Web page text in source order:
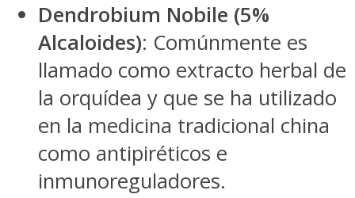
Dendrobium Nobile (5%
Alcaloides): Comúnmente es
llamado como extracto herbal de
la orquídea y que se ha utilizado
en la medicina tradicional china
como antipiréticos e
inmunoreguladores.